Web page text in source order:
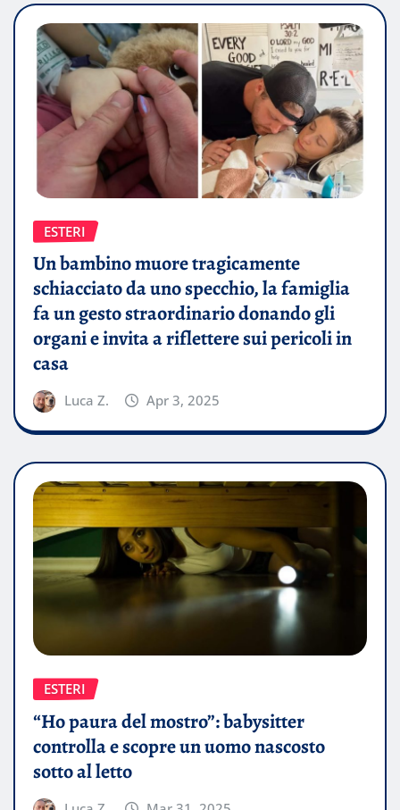
ESTERI
Un bambino muore tragicamente
schiacciato da uno specchio, la famiglia
fa un gesto straordinario donando gli
organi e invita a riflettere sui pericoli in
casa
Luca Z. Apr 3, 2025
ESTERI
“Ho paura del mostro”: babysitter
controlla e scopre un uomo nascosto
sotto al letto